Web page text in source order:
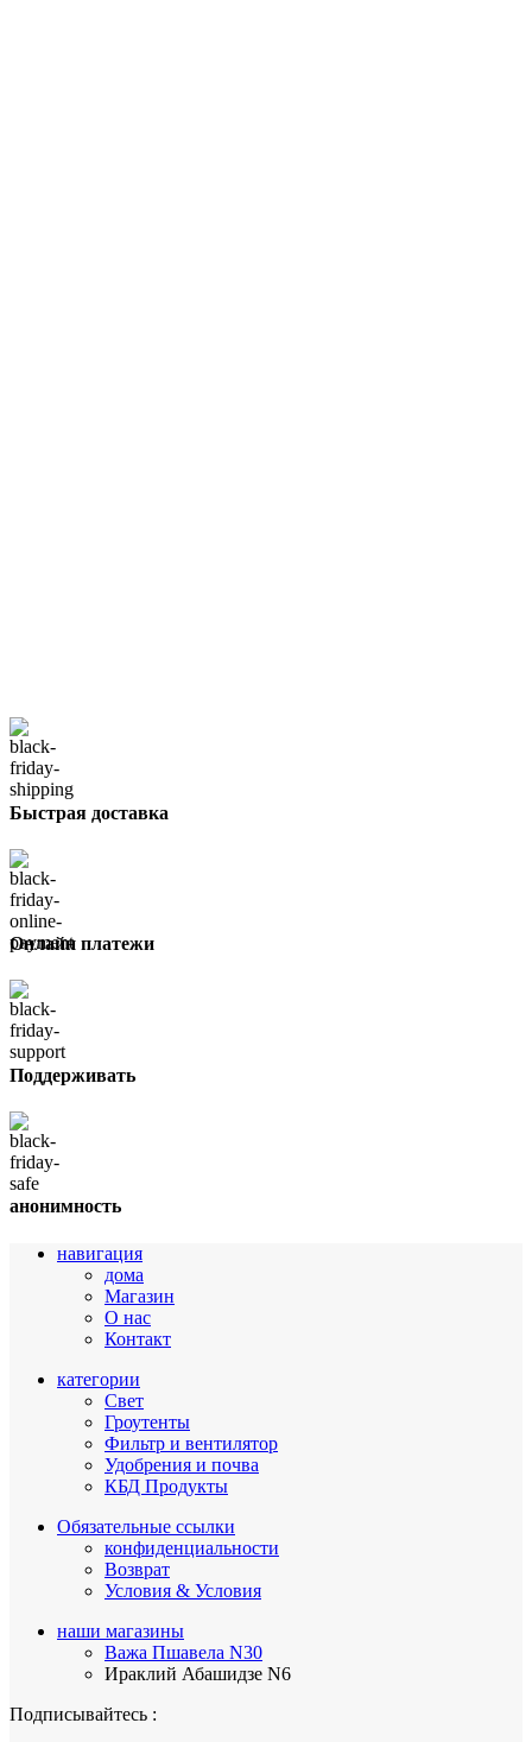
Быстрая доставка
Онлайн платежи
Поддерживать
анонимность
навигация
дома
Магазин
О нас
Контакт
категории
Свет
Гроутенты
Фильтр и вентилятор
Удобрения и почва
КБД Продукты
Обязательные ссылки
конфиденциальности
Возврат
Условия & Условия
наши магазины
Важа Пшавела N30
Ираклий Абашидзе N6
Подписывайтесь :